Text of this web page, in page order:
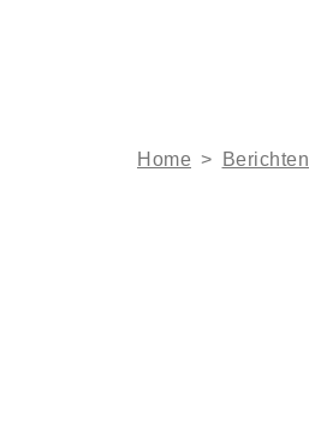
Home > Berichten